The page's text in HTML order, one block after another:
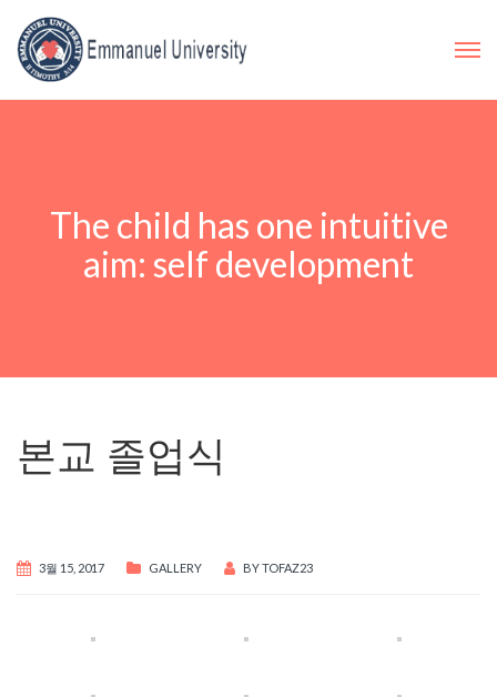
The child has one intuitive
aim: self development
본교 졸업식
3월 15, 2017 GALLERY BYTOFAZ23